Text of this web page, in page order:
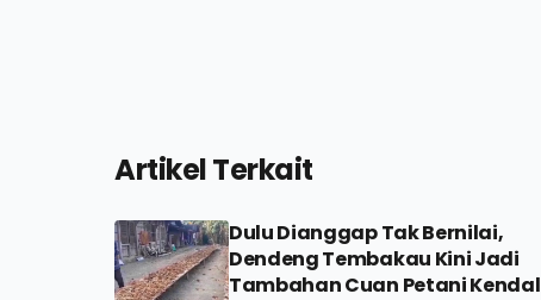
Artikel Terkait
Dulu Dianggap Tak Bernilai,
Dendeng Tembakau Kini Jadi
Tambahan Cuan Petani Kendal